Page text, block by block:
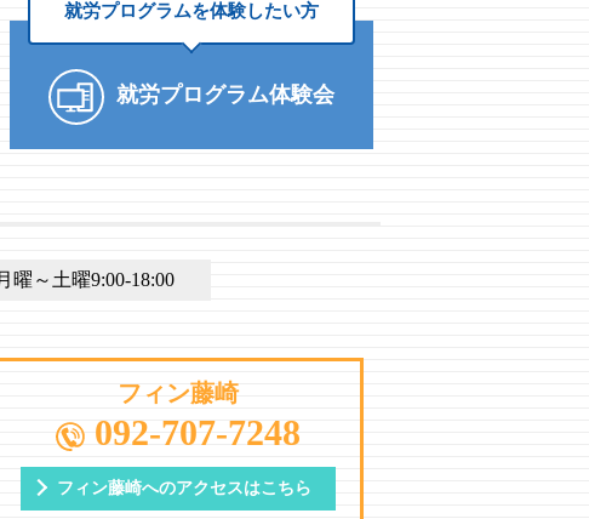
就労プログラムを体験したい方
就労プログラム体験会
曜～土曜9:00-18:00
フィン藤崎
092-707-7248
フィン藤崎へのアクセスはこちら